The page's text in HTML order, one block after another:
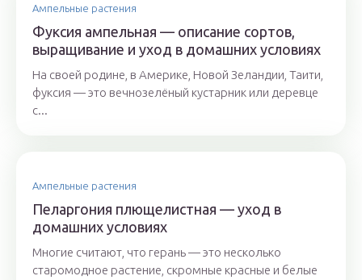
Ампельные растения
Фуксия ампельная — описание сортов,
выращивание и уход в домашних условиях
На своей родине, в Америке, Новой Зеландии, Таити,
фуксия — это вечнозелёный кустарник или деревце
с...
Ампельные растения
Пеларгония плющелистная — уход в
домашних условиях
Многие считают, что герань — это несколько
старомодное растение, скромные красные и белые